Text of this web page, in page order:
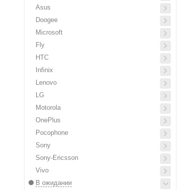
Asus
Doogee
Microsoft
Fly
HTC
Infinix
Lenovo
LG
Motorola
OnePlus
Pocophone
Sony
Sony-Ericsson
Vivo
В ожидании